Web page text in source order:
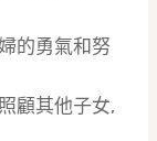
的勇氣和努
顧其他子女,